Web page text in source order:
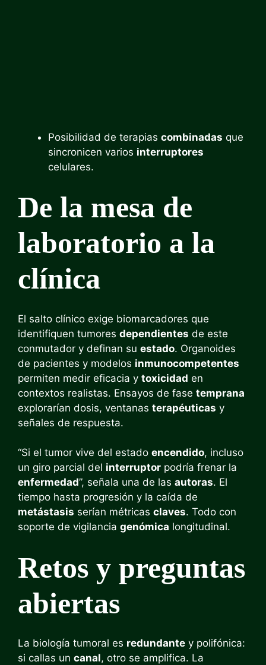
Posibilidad de terapias combinadas que
sincronicen varios interruptores
celulares.
De la mesa de
laboratorio a la
clínica
El salto clínico exige biomarcadores que
identifiquen tumores dependientes de este
conmutador y definan su estado. Organoides
de pacientes y modelos inmunocompetentes
permiten medir eficacia y toxicidad en
contextos realistas. Ensayos de fase temprana
explorarían dosis, ventanas terapéuticas y
señales de respuesta.
“Si el tumor vive del estado encendido, incluso
un giro parcial del interruptor podría frenar la
enfermedad”, señala una de las autoras. El
tiempo hasta progresión y la caída de
metástasis serían métricas claves. Todo con
soporte de vigilancia genómica longitudinal.
Retos y preguntas
abiertas
La biología tumoral es redundante y polifónica:
si callas un canal, otro se amplifica. La